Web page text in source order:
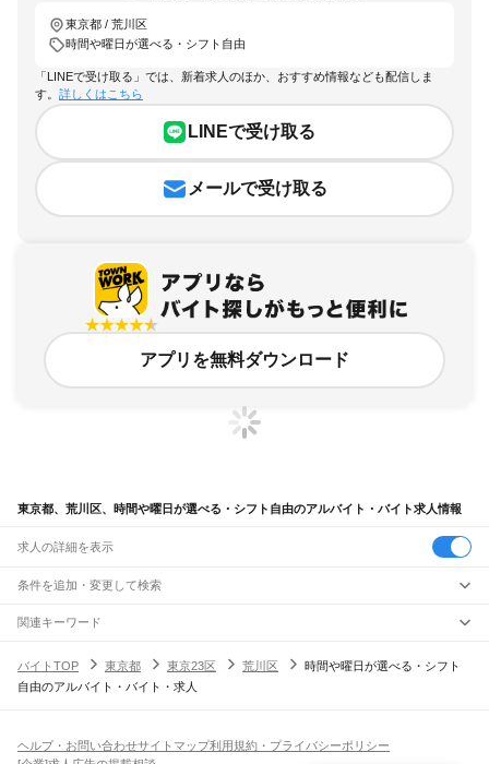
東京都 / 荒川区
時間や曜日が選べる・シフト自由
「LINEで受け取る」では、新着求人のほか、おすすめ情報なども配信しま
す。 詳しくはこちら
LINEで受け取る
メールで受け取る
アプリを無料ダウンロード
東京都、荒川区、時間や曜日が選べる・シフト自由のアルバイト・バイト求人情報
求人の詳細を表示
条件を追加・変更して検索
市区町村を追加・変更
東京都すべて
東京23区 すべて
江戸川区
駅を追加・変更
JR山手線
職種を追加・変更
飲食・フードサービスすべて
ホールスタッフキッチンスタッフ
人気
関連キーワード
東京都 東京23区 大田区 時間や曜日が選べる・シフト自由 仕分け
東京都 東京23区 時間や曜日が選べる・シフト自由 メガネ
バイトTOP 東京都 東京23区 荒川区
時間や曜日が選べる・シフト
自由のアルバイト・バイト・求人
ヘルプ・お問い合わせサイトマップ利用規約・プライバシーポリシー